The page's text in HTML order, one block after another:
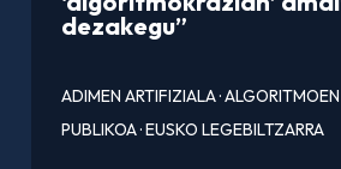
dezakegu”
ADIMEN ARTIFIZIALA·
PUBLIKOA·EUSKO LEGEBILTZARRA